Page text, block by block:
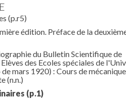
(p.r5)
édition. Préface de la
du Bulletin Scientifique de
des Ecoles spéciales de
mars 1920) : Cours de
(n.n.)
(p.1)